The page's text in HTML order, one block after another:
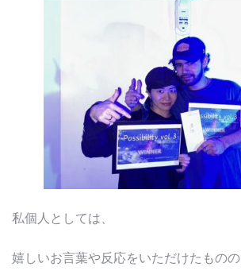
私個人としては、
嬉しいお言葉や反応をいただけたものの